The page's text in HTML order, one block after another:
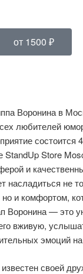
от 1500 ₽
Воронина в
любителей
состоится
StandUp Store
и
насладиться не
и комфортом,
Воронина — это
вживую,
эмоций
своей